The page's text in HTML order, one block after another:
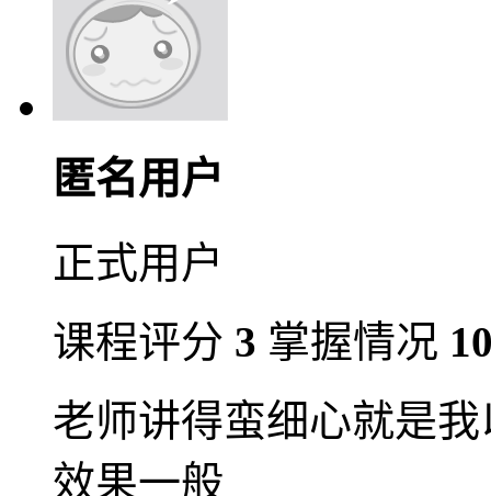
匿名用户
正式用户
课程评分 3 掌握情况
老师讲得蛮细心就是
效果一般